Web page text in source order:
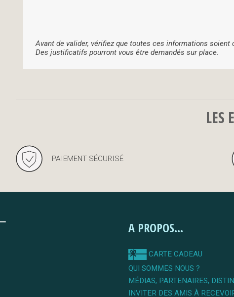
Avant de valider, vérifiez que toutes ces informations soient
Des justificatifs pourront vous être demandés sur place.
LES
PAIEMENT SÉCURISÉ
A PROPOS...
CARTE CADEAU
QUI SOMMES NOUS ?
MÉDIAS, PARTENAIRES,
INVITER DES AMIS À